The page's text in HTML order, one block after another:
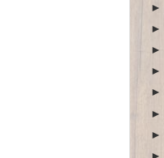
►
►
►
►
►
►
►